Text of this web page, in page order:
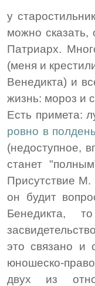
у
можно сказать,
Патриарх.
(меня и
Венедикта) и
жизнь: мороз и
Есть примета:
ровно в
(недоступное,
станет
Присутствие М.
он будит
Бенедикта,
это связано и
юношеско-
двух из